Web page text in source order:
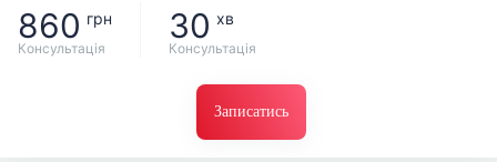
860 грн
Консультація
30 хв
Консультація
Записатись